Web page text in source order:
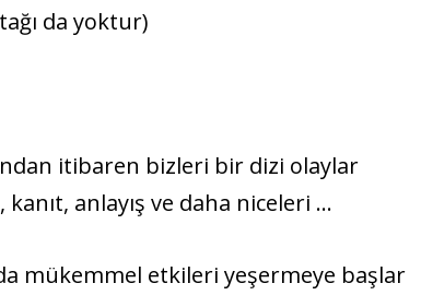
da yoktur)
itibaren bizleri bir dizi olaylar
anlayış ve daha niceleri …
mükemmel etkileri yeşermeye başlar